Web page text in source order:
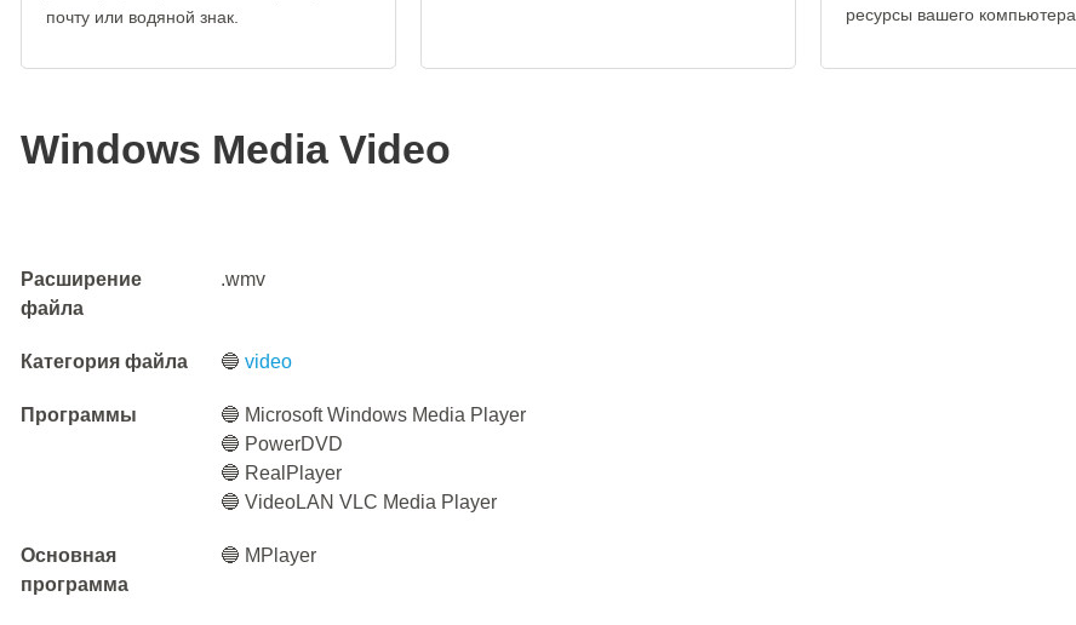
почту или водяной знак.
ресурсы вашего компьютера.
Windows Media Video
Расширение
файла
.wmv
Категория файла 🔵video
Программы
🔵 Microsoft Windows Media Player
🔵 PowerDVD
🔵 RealPlayer
🔵 VideoLAN VLC Media Player
Основная
программа
🔵 MPlayer